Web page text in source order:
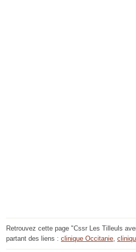
Retrouvez cette page "Cssr Les Tilleuls
partant des liens : clinique Occitanie